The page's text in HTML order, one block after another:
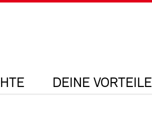
DEINE VORTEILE